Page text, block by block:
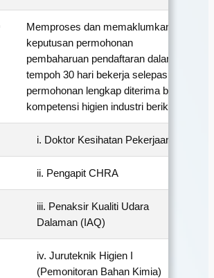
Memproses dan memaklumkan
keputusan permohonan
pembaharuan pendaftaran dalam
tempoh 30 hari bekerja selepas
permohonan lengkap diterima bagi
kompetensi higien industri berikut:-
i. Doktor Kesihatan Pekerjaan
ii. Pengapit CHRA
iii. Penaksir Kualiti Udara
Dalaman (IAQ)
iv. Juruteknik Higien I
(Pemonitoran Bahan Kimia)